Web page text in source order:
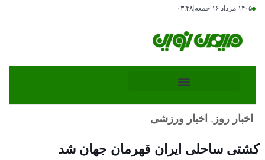
۱۴۰۵ مرداد ۱۶ جمعه ۰۳:۴۸
اخبار روز , اخبار ورزشی
کشتی ساحلی ایران قهرمان جهان شد